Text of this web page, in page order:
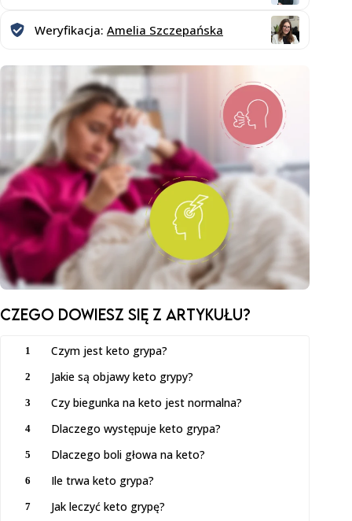
Weryfikacja: Amelia Szczepańska
Czego dowiesz SIĘ z artykułu?
1 Czym jest keto grypa?
2 Jakie są objawy keto grypy?
3 Czy biegunka na keto jest normalna?
4 Dlaczego występuje keto grypa?
5 Dlaczego boli głowa na keto?
6 Ile trwa keto grypa?
7 Jak leczyć keto grypę?